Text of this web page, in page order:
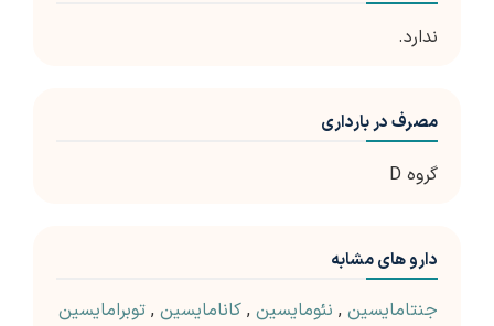
ندارد.
مصرف در بارداری
گروه D
دارو های مشابه
جنتامایسین , نئومایسین , کانامایسین , توبرامایسین